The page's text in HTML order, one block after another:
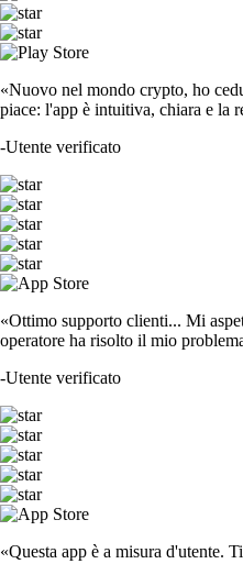
«Nuovo nel mondo crypto, ho
piace: l'app è intuitiva, chiara e la
-Utente verificato
«Ottimo supporto clienti... Mi
operatore ha risolto il mio
-Utente verificato
«Questa app è a misura d'utente.